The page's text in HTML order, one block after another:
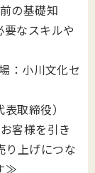
の基礎知
なスキルや
：小川文化セ
取締役）
客様を引き
り上げにつな
​​​​≫